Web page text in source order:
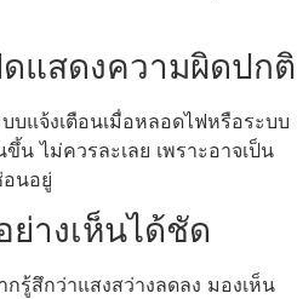
แสดงความผิดปกติ
บแจ้งเตือนเมื่อหลอดไฟหรือระบบ
น ไม่ควรละเลย เพราะอาจเป็น
นอยู่
างเห็นได้ชัด
รู้สึกว่าแสงสว่างลดลง มองเห็น